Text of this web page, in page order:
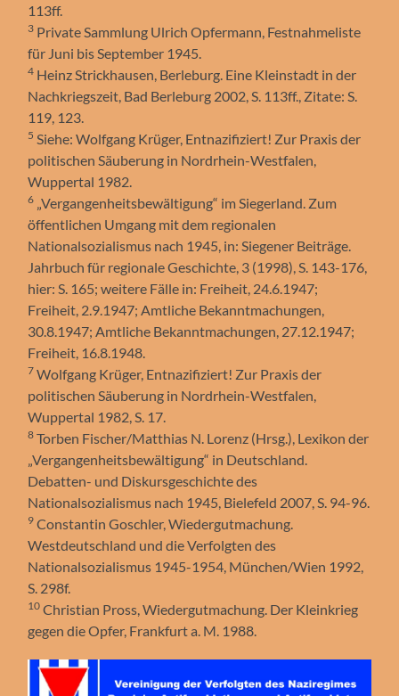
113ff.
3 Private Sammlung Ulrich Opfermann, Festnahmeliste
für Juni bis September 1945.
4 Heinz Strickhausen, Berleburg. Eine Kleinstadt in der
Nachkriegszeit, Bad Berleburg 2002, S. 113ff., Zitate: S.
119, 123.
5 Siehe: Wolfgang Krüger, Entnazifiziert! Zur Praxis der
politischen Säuberung in Nordrhein-Westfalen,
Wuppertal 1982.
6 „Vergangenheitsbewältigung“ im Siegerland. Zum
öffentlichen Umgang mit dem regionalen
Nationalsozialismus nach 1945, in: Siegener Beiträge.
Jahrbuch für regionale Geschichte, 3 (1998), S. 143-176,
hier: S. 165; weitere Fälle in: Freiheit, 24.6.1947;
Freiheit, 2.9.1947; Amtliche Bekanntmachungen,
30.8.1947; Amtliche Bekanntmachungen, 27.12.1947;
Freiheit, 16.8.1948.
7 Wolfgang Krüger, Entnazifiziert! Zur Praxis der
politischen Säuberung in Nordrhein-Westfalen,
Wuppertal 1982, S. 17.
8 Torben Fischer/Matthias N. Lorenz (Hrsg.), Lexikon der
„Vergangenheitsbewältigung“ in Deutschland.
Debatten- und Diskursgeschichte des
Nationalsozialismus nach 1945, Bielefeld 2007, S. 94-96.
9 Constantin Goschler, Wiedergutmachung.
Westdeutschland und die Verfolgten des
Nationalsozialismus 1945-1954, München/Wien 1992,
S. 298f.
10 Christian Pross, Wiedergutmachung. Der Kleinkrieg
gegen die Opfer, Frankfurt a. M. 1988.